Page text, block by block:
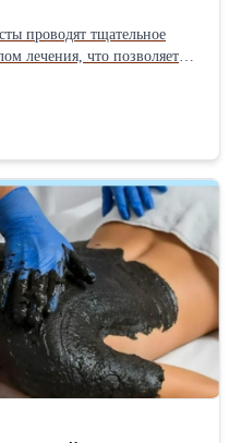
проводят тщательное
лечения, что позволяет
а не лечить лишь
удается определить,
в коррекции, что
Комплексное
только на лечение
и на устранение
избежать рецидивов и
анамнеза и беседы с
план лечения, учитывая
что делает терапию
правильное выполнение
результата. Опыт и
справляться даже с